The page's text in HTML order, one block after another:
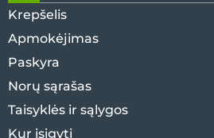
Krepšelis
Apmokėjimas
Paskyra
Norų sąrašas
Taisyklės ir sąlygos
Kur įsigyti